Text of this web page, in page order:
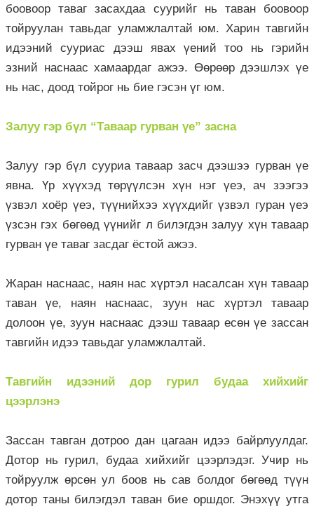
боовоор таваг засахдаа суурийг нь таван боовоор
тойруулан тавьдаг уламжлалтай юм. Харин тавгийн
идээний сууриас дээш явах үений тоо нь гэрийн
эзний наснаас хамаардаг ажээ. Өөрөөр дээшлэх үе
нь нас, доод тойрог нь бие гэсэн үг юм.
Залуу гэр бүл “Таваар гурван үе” засна
Залуу гэр бүл сууриа таваар засч дээшээ гурван үе
явна. Үр хүүхэд төрүүлсэн хүн нэг үеэ, ач зээгээ
үзвэл хоёр үеэ, түүнийхээ хүүхдийг үзвэл гуран үеэ
үзсэн гэх бөгөөд үүнийг л билэгдэн залуу хүн таваар
гурван үе таваг засдаг ёстой ажээ.
Жаран наснаас, наян нас хүртэл насалсан хүн таваар
таван үе, наян наснаас, зуун нас хүртэл таваар
долоон үе, зуун наснаас дээш таваар есөн үе зассан
тавгийн идээ тавьдаг уламжлалтай.
Тавгийн идээний дор гурил будаа хийхийг
цээрлэнэ
Зассан тавган дотроо дан цагаан идээ байрлуулдаг.
Дотор нь гурил, будаа хийхийг цээрлэдэг. Учир нь
тойруулж өрсөн ул боов нь сав болдог бөгөөд түүн
дотор таны билэгдэл таван бие оршдог. Энэхүү утга